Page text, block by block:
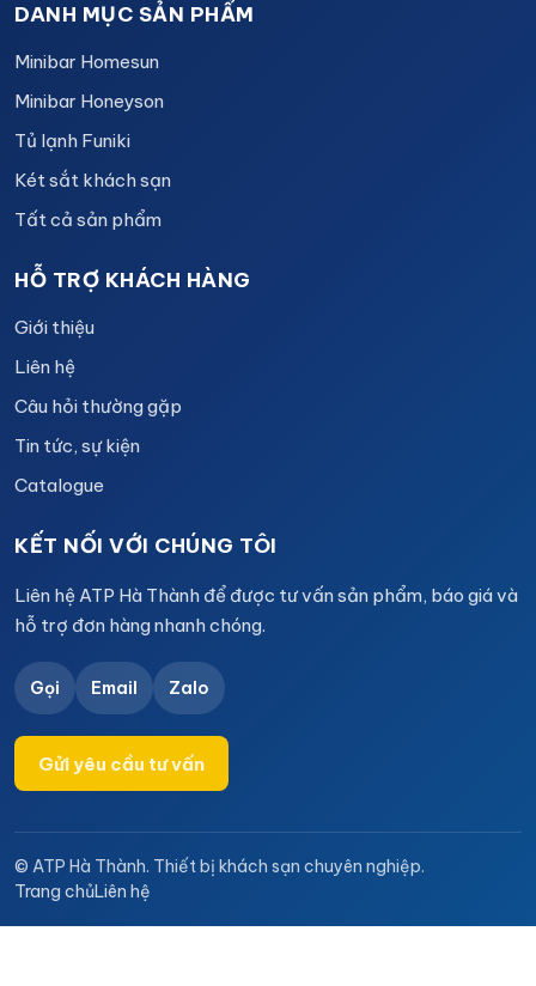
DANH MỤC SẢN PHẨM
Minibar Homesun
Minibar Honeyson
Tủ lạnh Funiki
Két sắt khách sạn
Tất cả sản phẩm
HỖ TRỢ KHÁCH HÀNG
Giới thiệu
Liên hệ
Câu hỏi thường gặp
Tin tức, sự kiện
Catalogue
KẾT NỐI VỚI CHÚNG TÔI
Liên hệ ATP Hà Thành để được tư vấn sản phẩm, báo giá và
hỗ trợ đơn hàng nhanh chóng.
Gọi Email Zalo
Gửi yêu cầu tư vấn
© ATP Hà Thành. Thiết bị khách sạn chuyên nghiệp.
Trang chủLiên hệ